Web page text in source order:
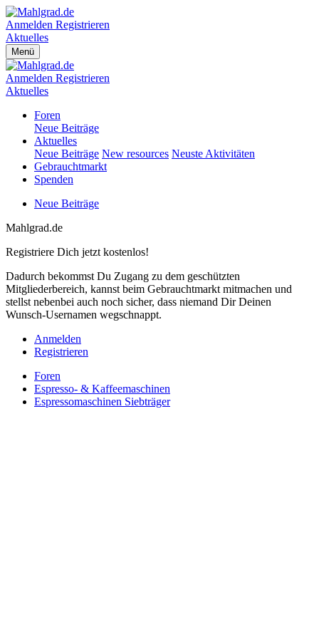
Anmelden Registrieren
Aktuelles
Menü
Anmelden Registrieren
Aktuelles
Foren
Neue Beiträge
Aktuelles
Neue Beiträge New resources Neuste Aktivitäten
Gebrauchtmarkt
Spenden
Neue Beiträge
Mahlgrad.de
Registriere Dich jetzt kostenlos!
Dadurch bekommst Du Zugang zu dem geschützten
Mitgliederbereich, kannst beim Gebrauchtmarkt mitmachen und
stellst nebenbei auch noch sicher, dass niemand Dir Deinen
Wunsch-Usernamen wegschnappt.
Anmelden
Registrieren
Foren
Espresso- & Kaffeemaschinen
Espressomaschinen Siebträger